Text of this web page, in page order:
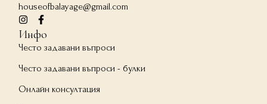
houseofbalayage@gmail.com
Инфо
Често задавани въпроси
Често задавани въпроси - булки
Онлайн консултация